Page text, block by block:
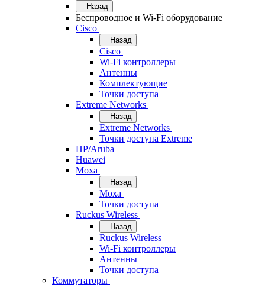
Назад
Беспроводное и Wi-Fi оборудование
Cisco
Назад
Cisco
Wi-Fi контроллеры
Антенны
Комплектующие
Точки доступа
Extreme Networks
Назад
Extreme Networks
Точки доступа Extreme
HP/Aruba
Huawei
Moxa
Назад
Moxa
Точки доступа
Ruckus Wireless
Назад
Ruckus Wireless
Wi-Fi контроллеры
Антенны
Точки доступа
Коммутаторы